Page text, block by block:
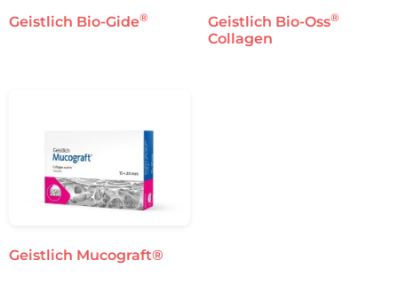
Geistlich Bio-Gide® Geistlich Bio-Oss®
Collagen
Geistlich Mucograft®